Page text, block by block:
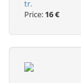
tr.
Price: 16 €